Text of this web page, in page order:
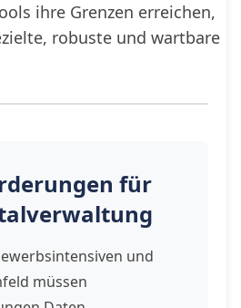
ihre Grenzen erreichen,
robuste und wartbare
für
und
müssen